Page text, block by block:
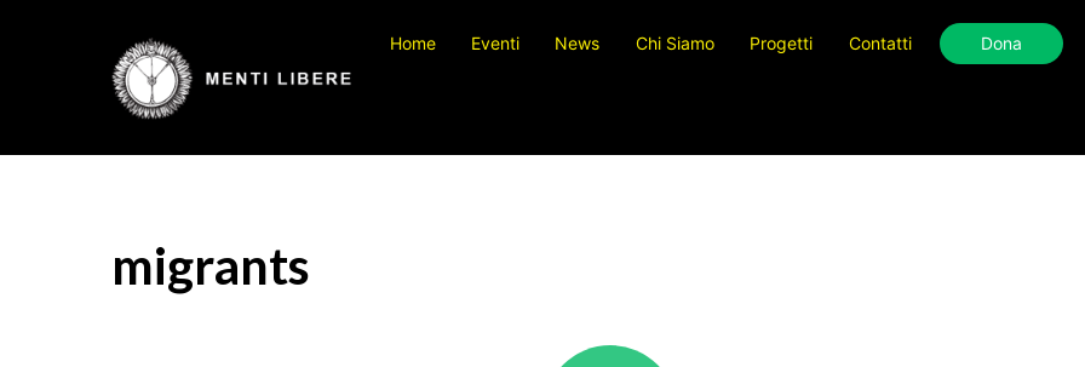
Home Eventi News Chi Siamo Progetti Contatti Dona
migrants